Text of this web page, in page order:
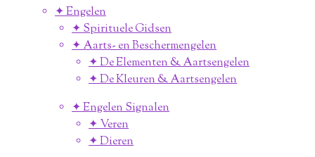
✦ Engelen
✦ Spirituele Gidsen
✦ Aarts- en Beschermengelen
✦ De Elementen & Aartsengelen
✦ De Kleuren & Aartsengelen
✦ Engelen Signalen
✦ Veren
✦ Dieren